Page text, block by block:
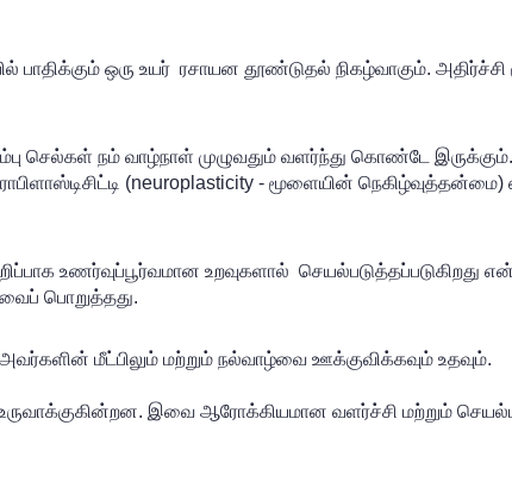
ஒரு உயர்  ரசாயன தூண்டுதல் நிகழ்வாகும். அதிர்ச்சி
செல்கள் நம் வாழ்நாள் முழுவதும் வளர்ந்து கொண்டே இருக்கும்.
(neuroplasticity - மூளையின் நெகிழ்வுத்தன்மை)
உணர்வுப்பூர்வமான உறவுகளால்  செயல்படுத்தப்படுகிறது
பொறுத்தது.
மீட்பிலும் மற்றும் நல்வாழ்வை ஊக்குவிக்கவும் உதவும்.
இவை ஆரோக்கியமான வளர்ச்சி மற்றும்